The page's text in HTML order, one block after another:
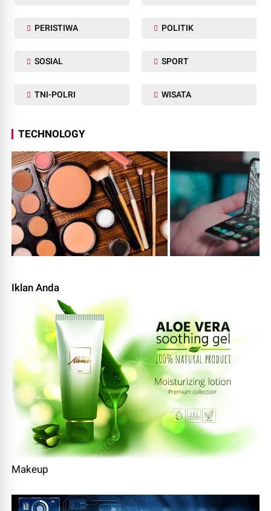
PERISTIWA POLITIK
SOSIAL SPORT
TNI-POLRI WISATA
TECHNOLOGY
Iklan Anda
Makeup